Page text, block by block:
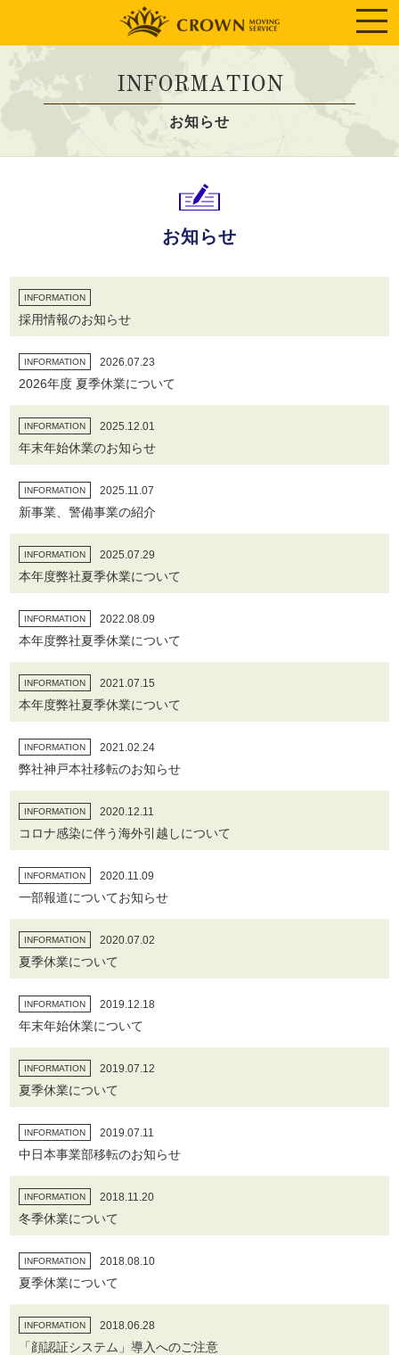
INFORMATION
お知らせ
お知らせ
INFORMATION
採用情報のお知らせ
INFORMATION 2026.07.23
2026年度 夏季休業について
INFORMATION 2025.12.01
年末年始休業のお知らせ
INFORMATION 2025.11.07
新事業、警備事業の紹介
INFORMATION 2025.07.29
本年度弊社夏季休業について
INFORMATION 2022.08.09
本年度弊社夏季休業について
INFORMATION 2021.07.15
本年度弊社夏季休業について
INFORMATION 2021.02.24
弊社神戸本社移転のお知らせ
INFORMATION 2020.12.11
コロナ感染に伴う海外引越しについて
INFORMATION 2020.11.09
一部報道についてお知らせ
INFORMATION 2020.07.02
夏季休業について
INFORMATION 2019.12.18
年末年始休業について
INFORMATION 2019.07.12
夏季休業について
INFORMATION 2019.07.11
中日本事業部移転のお知らせ
INFORMATION 2018.11.20
冬季休業について
INFORMATION 2018.08.10
夏季休業について
INFORMATION 2018.06.28
「顔認証システム」導入へのご注意